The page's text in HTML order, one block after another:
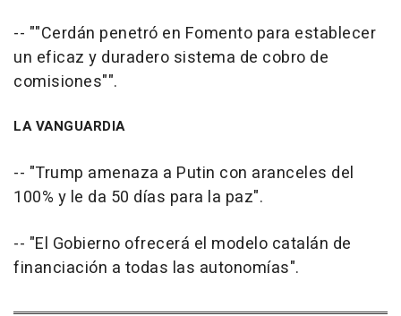
-- ""Cerdán penetró en Fomento para establecer
un eficaz y duradero sistema de cobro de
comisiones"".
LA VANGUARDIA
-- "Trump amenaza a Putin con aranceles del
100% y le da 50 días para la paz".
-- "El Gobierno ofrecerá el modelo catalán de
financiación a todas las autonomías".